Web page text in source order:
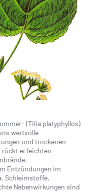
(Tilia platyphyllos)
wertvolle
und trockenen
rückt er leichten
Entzündungen im
Schleimstoffe,
Nebenwirkungen sind